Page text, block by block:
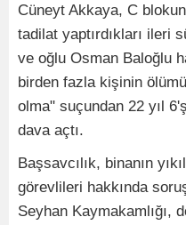
Cüneyt Akkaya, C
tadilat yaptırdıkları ileri
ve oğlu Osman Baloğlu
birden fazla kişinin
olma" suçundan 22 yıl
dava açtı.
Başsavcılık, binanın
görevlileri hakkında
Seyhan Kaymakamlığı,